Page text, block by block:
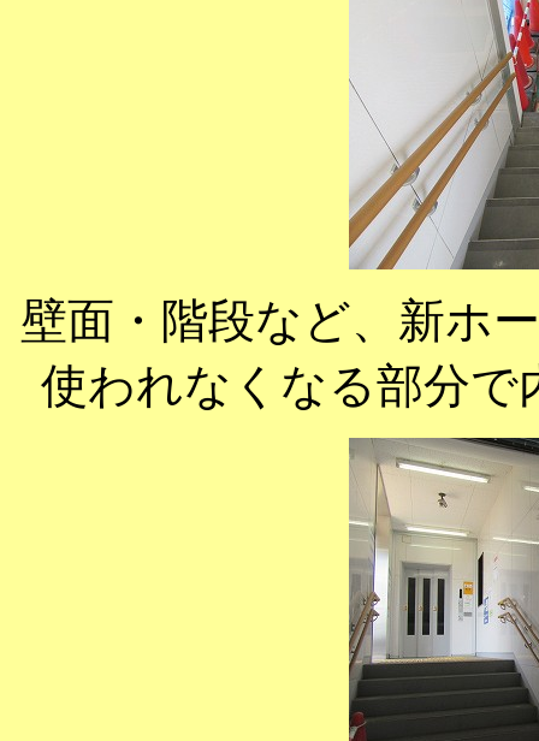
壁面・階段など、新ホ
使われなくなる部分